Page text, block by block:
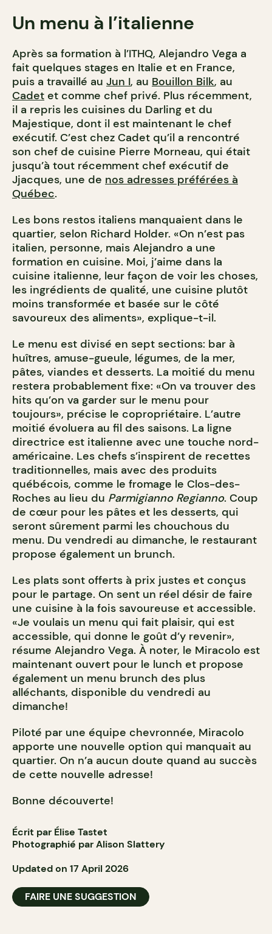
Un menu à l’italienne
Après sa formation à l’ITHQ, Alejandro Vega a
fait quelques stages en Italie et en France,
puis a travaillé au Jun I, au Bouillon Bilk, au
Cadet et comme chef privé. Plus récemment,
il a repris les cuisines du Darling et du
Majestique, dont il est maintenant le chef
exécutif. C’est chez Cadet qu’il a rencontré
son chef de cuisine Pierre Morneau, qui était
jusqu’à tout récemment chef exécutif de
Jjacques, une de nos adresses préférées à
Québec.
Les bons restos italiens manquaient dans le
quartier, selon Richard Holder. «On n’est pas
italien, personne, mais Alejandro a une
formation en cuisine. Moi, j’aime dans la
cuisine italienne, leur façon de voir les choses,
les ingrédients de qualité, une cuisine plutôt
moins transformée et basée sur le côté
savoureux des aliments», explique-t-il.
Le menu est divisé en sept sections: bar à
huîtres, amuse-gueule, légumes, de la mer,
pâtes, viandes et desserts. La moitié du menu
restera probablement fixe: «On va trouver des
hits qu’on va garder sur le menu pour
toujours», précise le copropriétaire. L’autre
moitié évoluera au fil des saisons. La ligne
directrice est italienne avec une touche nord-
américaine. Les chefs s’inspirent de recettes
traditionnelles, mais avec des produits
québécois, comme le fromage le Clos-des-
Roches au lieu du Parmigianno Regianno. Coup
de cœur pour les pâtes et les desserts, qui
seront sûrement parmi les chouchous du
menu. Du vendredi au dimanche, le restaurant
propose également un brunch.
Les plats sont offerts à prix justes et conçus
pour le partage. On sent un réel désir de faire
une cuisine à la fois savoureuse et accessible.
«Je voulais un menu qui fait plaisir, qui est
accessible, qui donne le goût d’y revenir»,
résume Alejandro Vega. À noter, le Miracolo est
maintenant ouvert pour le lunch et propose
également un menu brunch des plus
alléchants, disponible du vendredi au
dimanche!
Piloté par une équipe chevronnée, Miracolo
apporte une nouvelle option qui manquait au
quartier. On n’a aucun doute quand au succès
de cette nouvelle adresse!
Bonne découverte!
Écrit par Élise Tastet
Photographié par Alison Slattery
Updated on 17 April 2026
FAIRE UNE SUGGESTION